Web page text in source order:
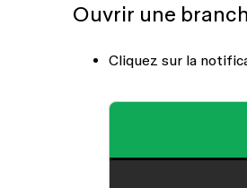
Ouvrir une
Cliquez sur la